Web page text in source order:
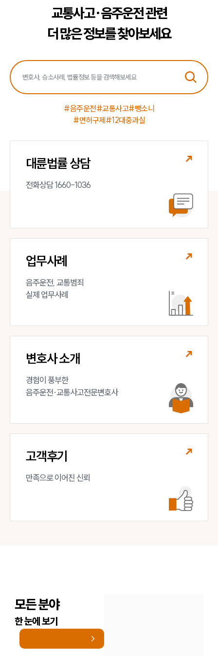
업무분야
음주교통사고대응부 업무
전체
구성원 소개
음주운전·교통사고전문변호사추천
소식/자료
언론보도
법률 블로그
뉴스레터/브로슈어
대륜법률상담예약
교통사고·음주운전 관련
더 많은 정보를 찾아보세요
#음주운전#교통사고#뺑소니
#면허구제#12대중과실
대륜법률 상담
전화상담 1660-1036
업무사례
음주운전, 교통범죄
실제 업무사례
변호사 소개
경험이 풍부한
음주운전·교통사고전문변호사
고객후기
만족으로 이어진 신뢰
모든 분야
한 눈에 보기